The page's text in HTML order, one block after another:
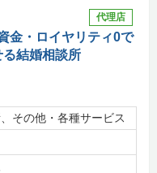
代理店
金・ロイヤリティ0で
結婚相談所
その他・各種サービス